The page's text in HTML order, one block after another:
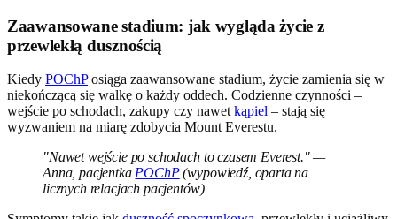
Zaawansowane stadium: jak wygląda życie z
przewlekłą dusznością
Kiedy POChPosiąga zaawansowane stadium, życie zamienia się w
niekończącą się walkę o każdy oddech. Codzienne czynności –
wejście po schodach, zakupy czy nawet kąpiel – stają się
wyzwaniem na miarę zdobycia Mount Everestu.
"Nawet wejście po schodach to czasem Everest." —
Anna, pacjentka POChP(wypowiedź, oparta na
licznych relacjach pacjentów)